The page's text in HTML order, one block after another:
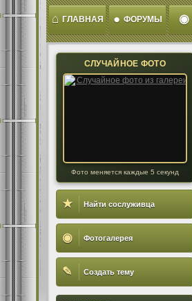
⌂ ГЛАВНАЯ ● ФОРУМЫ ◉
СЛУЧАЙНОЕ ФОТО
Фото меняется каждые 5 секунд
★ Найти сослуживца
◉ Фотогалерея
✎ Создать тему